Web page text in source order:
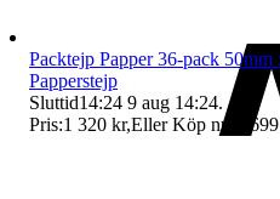
Packtejp Papper 36-pack
Papperstejp
Sluttid14:24 9 aug 14:24.
Pris:1 320 kr,Eller Köp nu 1 699